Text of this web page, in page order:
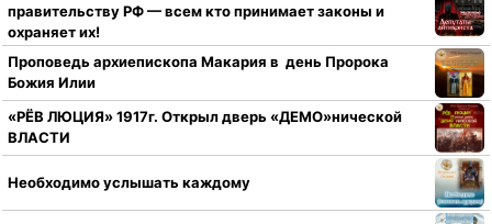
правительству РФ — всем кто принимает законы и
охраняет их!
Проповедь архиепископа Макария в день Пророка
Божия Илии
«РЁВ ЛЮЦИЯ» 1917г. Открыл дверь «ДЕМО»нической
ВЛАСТИ
Необходимо услышать каждому